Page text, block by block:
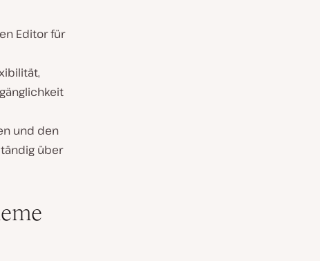
Editor für
und den
über